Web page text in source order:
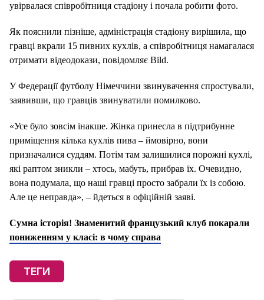
увірвалася співробітниця стадіону і почала робити фото.
Як пояснили пізніше, адміністрація стадіону вирішила, що
гравці вкрали 15 пивних кухлів, а співробітниця намагалася
отримати відеодокази, повідомляє Bild.
У Федерації футболу Німеччини звинувачення спростували,
заявивши, що гравців звинуватили помилково.
«Усе було зовсім інакше. Жінка принесла в підтрибунне
приміщення кілька кухлів пива – ймовірно, вони
призначалися суддям. Потім там залишилися порожні кухлі,
які раптом зникли – хтось, мабуть, прибрав їх. Очевидно,
вона подумала, що наші гравці просто забрали їх із собою.
Але це неправда», – йдеться в офіційній заяві.
Сумна історія! Знаменитий французький клуб покарали
пониженням у класі: в чому справа
ТЕГИ